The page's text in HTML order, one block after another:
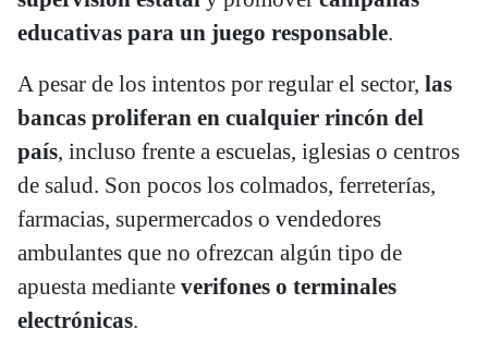
educativas para un juego responsable.
A pesar de los intentos por regular el sector, las
bancas proliferan en cualquier rincón del
país, incluso frente a escuelas, iglesias o centros
de salud. Son pocos los colmados, ferreterías,
farmacias, supermercados o vendedores
ambulantes que no ofrezcan algún tipo de
apuesta mediante verifones o terminales
electrónicas.